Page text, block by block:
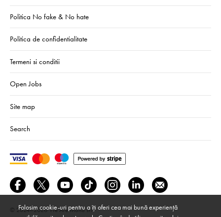
Politica No fake & No hate
Politica de confidentialitate
Termeni si conditii
Open Jobs
Site map
Search
© 2024–2026 We Are Mono srl
Folosim cookie-uri pentru a îți oferi cea mai bună experiență